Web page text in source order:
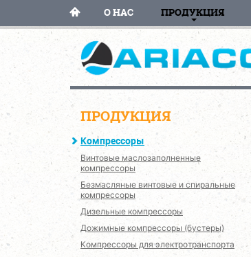
О НАС ПРОДУКЦИЯ
ПРОДУКЦИЯ
Компрессоры
Винтовые маслозаполненные
компрессоры
Безмасляные винтовые и спиральные
компрессоры
Дизельные компрессоры
Дожимные компрессоры (бустеры)
Компрессоры для электротранспорта